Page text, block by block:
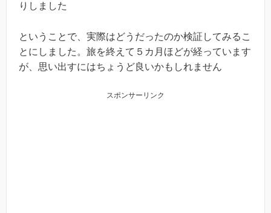
りしました
ということで、実際はどうだったのか検証してみるこ
とにしました。旅を終えて５カ月ほどが経っています
が、思い出すにはちょうど良いかもしれません
スポンサーリンク